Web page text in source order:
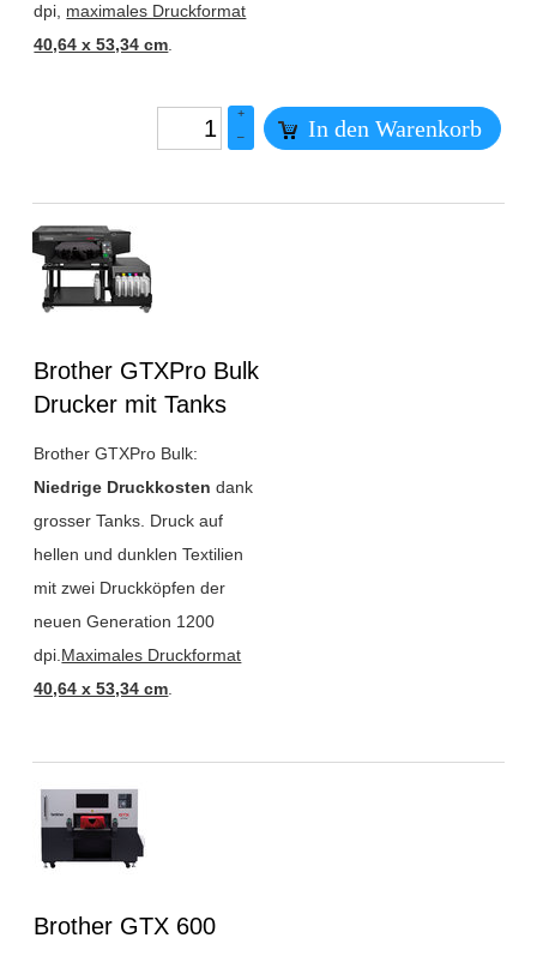
dpi, maximales Druckformat
40,64 x 53,34 cm
+
–
In den Warenkorb
Überschrift
1
Brother GTXPro Bulk
Drucker mit Tanks
Brother GTXPro Bulk:
Niedrige Druckkostendank
grosser Tanks. Druck auf
hellen und dunklen Textilien
mit zwei Druckköpfen der
neuen Generation 1200
dpi. Maximales Druckformat
40,64 x 53,34 cm
Überschrift
Brother GTX 600